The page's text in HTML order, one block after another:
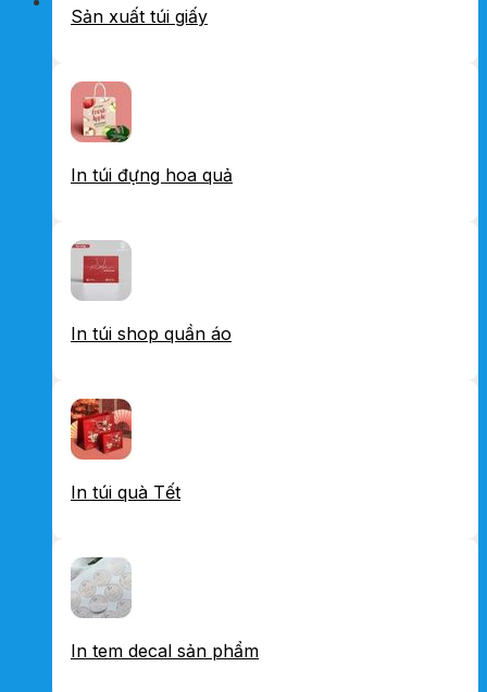
Sản xuất túi giấy
In túi đựng hoa quả
In túi shop quần áo
In túi quà Tết
In tem decal sản phẩm